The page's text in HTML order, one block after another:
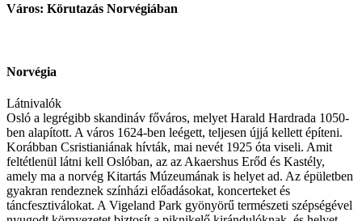
Város: Körutazás Norvégiában
Norvégia
Látnivalók
Osló a legrégibb skandináv főváros, melyet Harald Hardrada 1050-
ben alapított. A város 1624-ben leégett, teljesen újjá kellett építeni.
Korábban Csristianiának hívták, mai nevét 1925 óta viseli. Amit
feltétlenül látni kell Oslóban, az az Akaershus Erőd és Kastély,
amely ma a norvég Kitartás Múzeumának is helyet ad. Az épületben
gyakran rendeznek színházi előadásokat, koncerteket és
táncfesztiválokat. A Vigeland Park gyönyörű természeti szépségével